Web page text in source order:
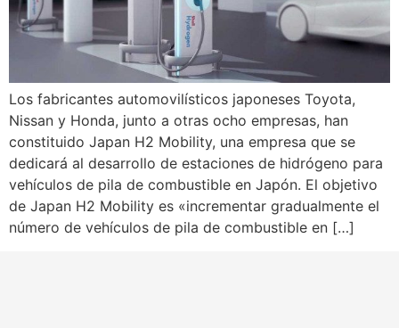
Los fabricantes automovilísticos japoneses Toyota,
Nissan y Honda, junto a otras ocho empresas, han
constituido Japan H2 Mobility, una empresa que se
dedicará al desarrollo de estaciones de hidrógeno para
vehículos de pila de combustible en Japón. El objetivo
de Japan H2 Mobility es «incrementar gradualmente el
número de vehículos de pila de combustible en […]